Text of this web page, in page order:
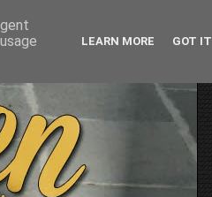
LEARN MORE GOT IT